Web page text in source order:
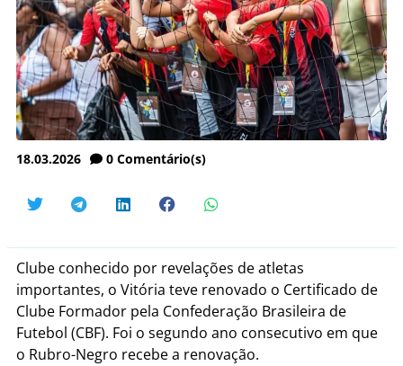
18.03.2026 0 Comentário(s)
Clube conhecido por revelações de atletas
importantes, o Vitória teve renovado o Certificado de
Clube Formador pela Confederação Brasileira de
Futebol (CBF). Foi o segundo ano consecutivo em que
o Rubro-Negro recebe a renovação.